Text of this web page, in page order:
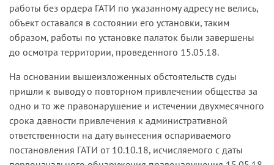
работы без ордера ГАТИ по указанному адресу не велись,
объект оставался в состоянии его установки, таким
образом, работы по установке палаток были завершены
до осмотра территории, проведенного 15.05.18.
На основании вышеизложенных обстоятельств суды
пришли к выводу о повторном привлечении общества за
одно и то же правонарушение и истечении двухмесячного
срока давности привлечения к административной
ответственности на дату вынесения оспариваемого
постановления ГАТИ от 10.10.18, исчисляемого с даты